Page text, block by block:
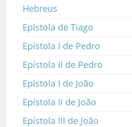
Hebreus
Epístola de Tiago
Epístola I de Pedro
Epístola II de Pedro
Epístola I de João
Epístola II de João
Epístola III de João